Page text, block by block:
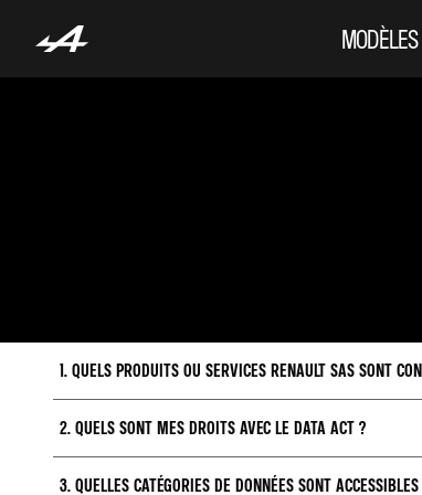
MODÈLES
1. QUELS PRODUITS OU SERVICES RENAULT SAS SONT
Le Data Act s’applique aux produits connectés de Renault
programmation de la charge ou du chauffage à distance d’un
2. QUELS SONT MES DROITS AVEC LE DATA ACT ?
Vous avez le droit à une information sur les données brutes
3. QUELLES CATÉGORIES DE DONNÉES SONT